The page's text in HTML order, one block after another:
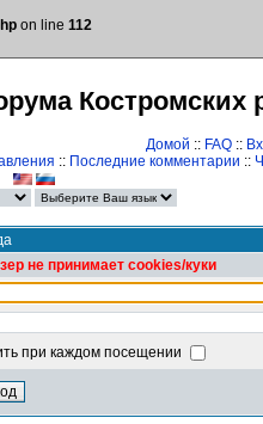
on line 112
Костромских
Домой :: FAQ ::
:: Последние комментарии ::
не принимает cookies/куки
при каждом посещении